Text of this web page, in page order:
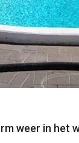
weer in